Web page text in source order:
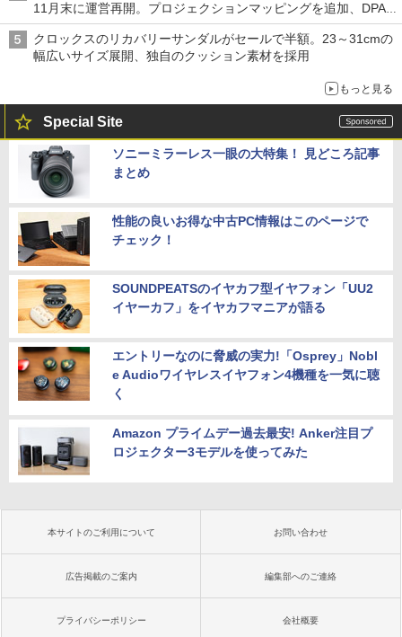
11月末に運営再開。プロジェクションマッピングを追加、DPA
は1500円
クロックスのリカバリーサンダルがセールで半額。23～31cmの
幅広いサイズ展開、独自のクッション素材を採用
もっと見る
Special Site
ソニーミラーレス一眼の大特集！ 見どころ記事
まとめ
性能の良いお得な中古PC情報はこのページで
チェック！
SOUNDPEATSのイヤカフ型イヤフォン「UU2
イヤーカフ」をイヤカフマニアが語る
エントリーなのに脅威の実力!「Osprey」Nobl
e Audioワイヤレスイヤフォン4機種を一気に聴
く
Amazon プライムデー過去最安! Anker注目プ
ロジェクター3モデルを使ってみた
本サイトのご利用について お問い合わせ
広告掲載のご案内 編集部へのご連絡
プライバシーポリシー 会社概要